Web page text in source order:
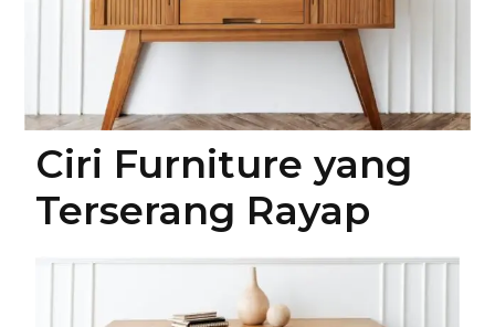
Ciri Furniture yang
Terserang Rayap